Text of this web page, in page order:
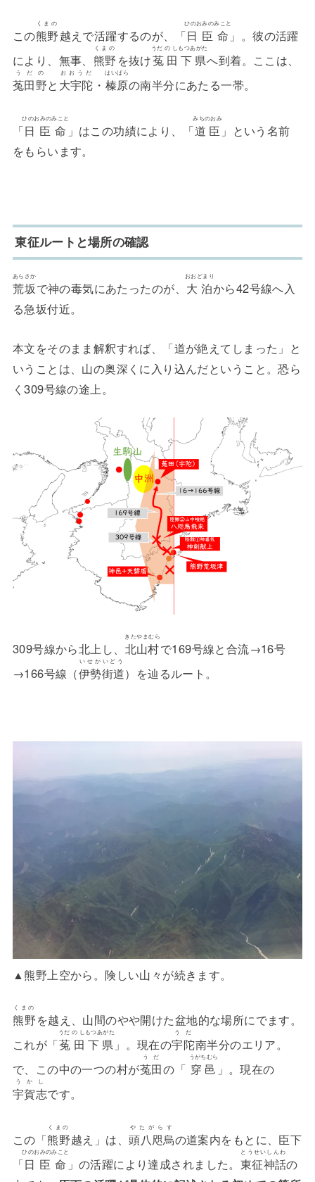
この熊野
くまの
越えで活躍するのが、「日臣命
ひのおみのみこと
」。彼の活躍
により、無事、 熊野
くまの
を抜け菟田下県
うだ の しもつあがた
へ到着。ここは、
菟田野
うだの
と 大宇陀
おおうだ
・ 榛原
はいばら
の南半分にあたる一帯。
「日臣命
ひのおみのみこと
」はこの功績により、「道臣
みちのおみ
」という名前
をもらいます。
東征ルートと場所の確認
荒坂
あらさか
で神の毒気にあたったのが、 大泊
おおどまり
から42号線へ入
る急坂付近。
本文をそのまま解釈すれば、「道が絶えてしまった」と
いうことは、山の奥深くに入り込んだということ。恐ら
く309号線の途上。
309号線から北上し、 北山村
きたやまむら
で169号線と合流→16号
→166号線（伊勢街道
いせかいどう
）を辿るルート。
▲熊野上空から。険しい山々が続きます。
熊野
くまの
を越え、山間のやや開けた盆地的な場所にでます。
これが「菟田下県
うだ の しもつあがた
」。現在の宇陀
うだ
南半分のエリア。
で、この中の一つの村が菟田
うだ
の「 穿邑
うがちむら
」。現在の
宇賀志
うかし
です。
この「熊野
くまの
越え」は、頭八咫烏
やたがらす
の道案内をもとに、臣下
「日臣命
ひのおみのみこと
」の活躍により達成されました。 東征神話
とうせいしんわ
の